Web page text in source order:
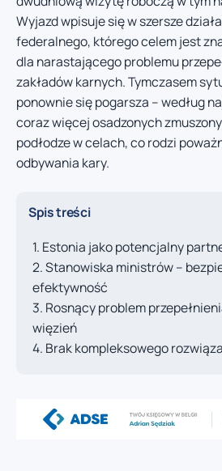
Wyjazd wpisuje się w szersze
federalnego, którego celem jest
dla narastającego problemu
zakładów karnych. Tymczasem
ponownie się pogarsza – według
coraz więcej osadzonych
podłodze w celach, co rodzi
odbywania kary.
Spis treści
Estonia jako potencjalny
Stanowiska ministrów –
efektywność
Rosnący problem
więzień
Brak kompleksowego